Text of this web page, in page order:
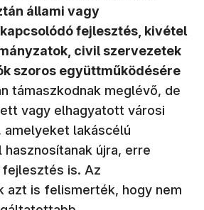
állami vagy
fejlesztés, kivétel
civil szervezetek
szoros együttműködésére
támaszkodnak meglévő, de
vagy elhagyatott városi
lakáscélú
újra, erre
is. Az
azt is felismerték, hogy nem